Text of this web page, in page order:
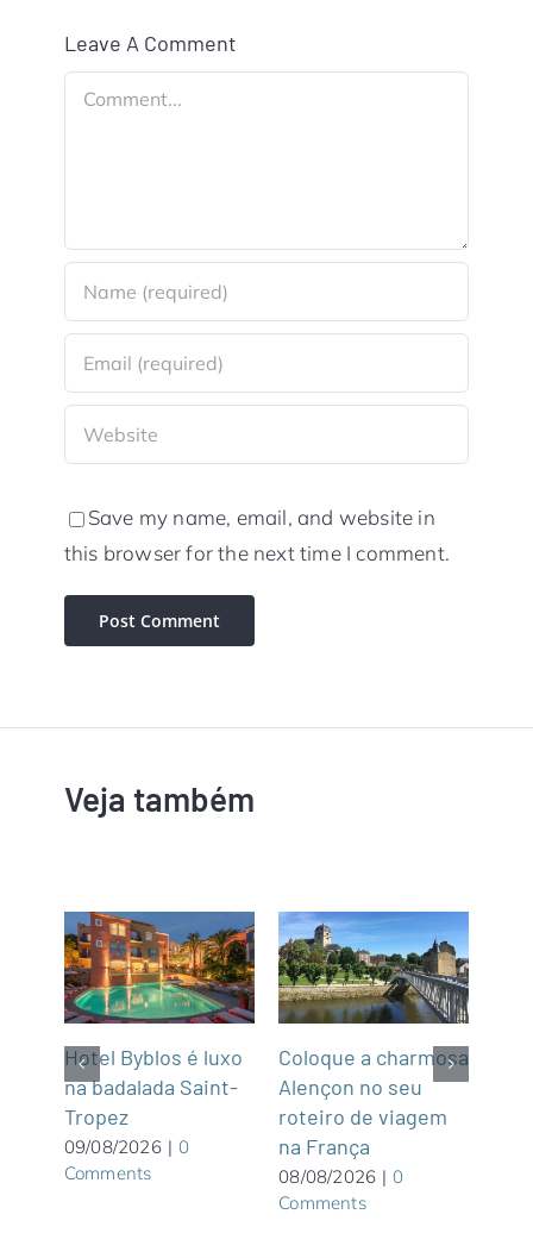
Leave A Comment
Comment
Save my name, email, and website in
this browser for the next time I comment.
Veja também
Hotel Byblos é luxo
na badalada Saint-
Tropez
09/08/2026 | 0
Comments
Coloque a charmosa
Alençon no seu
roteiro de viagem
na França
08/08/2026 | 0
Comments